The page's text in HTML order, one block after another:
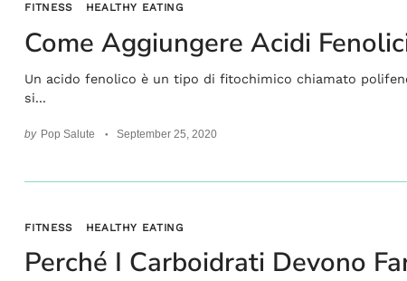
FITNESS HEALTHY EATING
Come Aggiungere Acidi
Un acido fenolico è un tipo di fitochimico chiamato
si...
by Pop Salute September 25, 2020
FITNESS HEALTHY EATING
Perché I Carboidrati Devono